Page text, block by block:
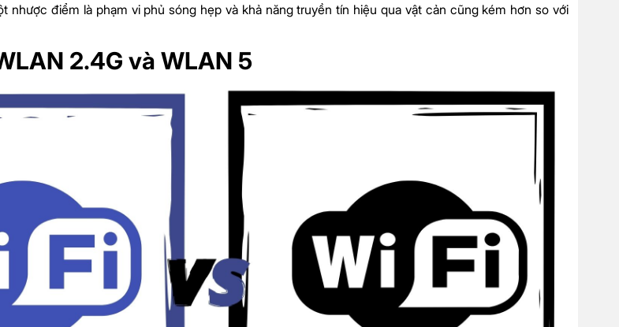
nhược điểm là phạm vi phủ sóng hẹp và khả năng truyền tín hiệu qua vật cản cũng kém hơn so với
2.4G và WLAN 5